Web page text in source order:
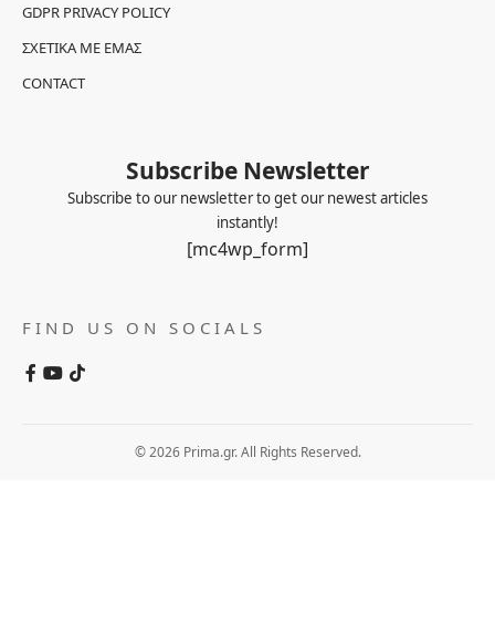
GDPR PRIVACY POLICY
ΣΧΕΤΙΚΆ ΜΕ ΕΜΆΣ
CONTACT
Subscribe Newsletter
Subscribe to our newsletter to get our newest articles
instantly!
[mc4wp_form]
FIND US ON SOCIALS
© 2026 Prima.gr. All Rights Reserved.